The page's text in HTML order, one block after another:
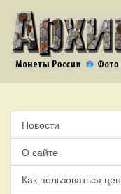
Новости
О сайте
Как пользоваться